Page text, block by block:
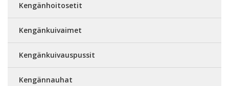
Kengänhoitosetit
Kengänkuivaimet
Kengänkuivauspussit
Kengännauhat